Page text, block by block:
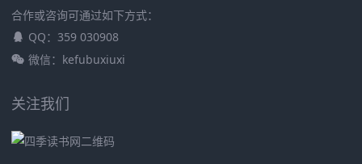
合作或咨询可通过如下方式：
QQ：359 030908
微信：kefubuxiuxi
关注我们